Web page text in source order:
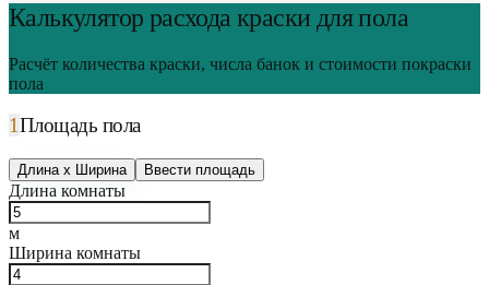
Калькулятор расхода краски для пола
Расчёт количества краски, числа банок и стоимости покраски
пола
1Площадь пола
Длина x Ширина Ввести площадь
Длина комнаты
м
Ширина комнаты